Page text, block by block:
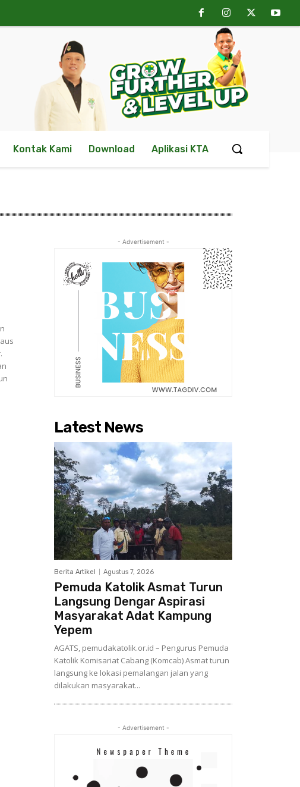
Kontak Kami Download Aplikasi KTA
- Advertisement -
Latest News
Berita Artikel Agustus 7, 2026
Pemuda Katolik Asmat Turun
Langsung Dengar Aspirasi
Masyarakat Adat Kampung
Yepem
AGATS, pemudakatolik.or.id – Pengurus Pemuda
Katolik Komisariat Cabang (Komcab) Asmat turun
langsung ke lokasi pemalangan jalan yang
dilakukan masyarakat...
- Advertisement -